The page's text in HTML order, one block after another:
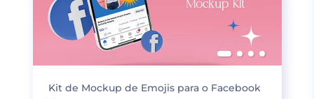
Kit de Mockup de Emojis para o Facebook